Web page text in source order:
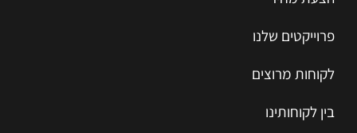
פרוייקטים שלנו
לקוחות מרוצים
בין לקוחותינו